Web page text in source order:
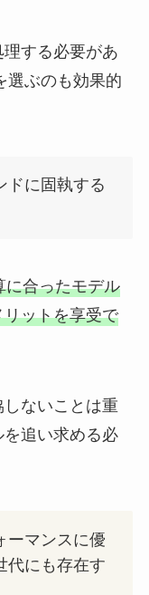
する必要があ
選ぶのも効果的
ドに固執する
に合ったモデル
ットを享受で
ないことは重
追い求める必
ーマンスに優
代にも存在す